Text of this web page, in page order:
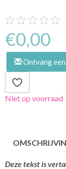
€0,00
Ontvang
Niet op voorraad
Deze tekst is